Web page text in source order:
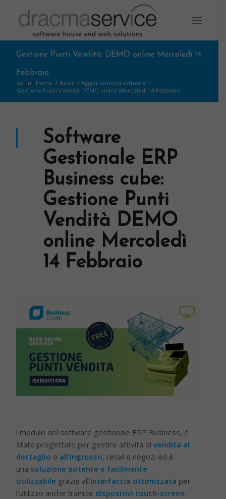
Gestione Punti Vendità: DEMO online Mercoledì 14
Febbraio
Sei in: Home / News / Aggiornamenti software /
Gestione Punti Vendità: DEMO online Mercoledì 14 Febbraio
Software
Gestionale ERP
Business cube:
Gestione Punti
Vendità DEMO
online Mercoledì
14 Febbraio
l modulo del software gestionale ERP Business, è
stato progettato per gestire attività divendita al
dettaglio o all’ingrosso, retail e negozi ed è
una soluzione potente e facilmente
utilizzabile grazie all’interfaccia ottimizzata per
l’utilizzo anche tramite dispositivi touch-screen.